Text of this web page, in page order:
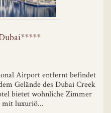
Airport entfernt befindet
Gelände des Dubai Creek
bietet wohnliche Zimmer
luxuriö...